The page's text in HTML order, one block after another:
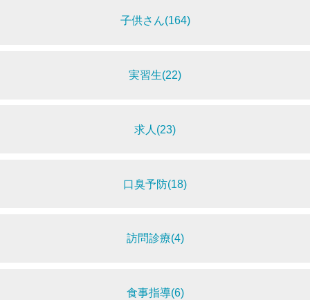
子供さん(164)
実習生(22)
求人(23)
口臭予防(18)
訪問診療(4)
食事指導(6)